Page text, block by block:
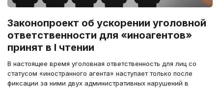
Законопроект об ускорении уголовной
ответственности для «иноагентов»
принят в I чтении
В настоящее время уголовная ответственность для лиц со
статусом «иностранного агента» наступает только после
фиксации за ними двух административных нарушений в